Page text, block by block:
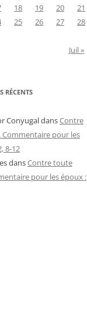
18 19 20
21
25 26 27
28
Juil »
RÉCENTS
ConyugaldansContre
pour les
8-12
dansContre toute
pour les époux :